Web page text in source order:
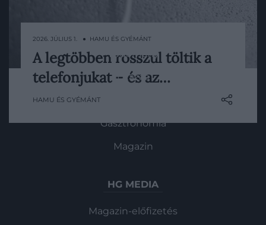
Este rádugjuk a töltőre, reggel 100
százalékon levesszük, napközben pedig
sokszor csak akkor kapunk észbe, amikor
kapaszkodik. Ismerős rutin, amivel
akkut. A mai mobilokban dolgozó…
2026. JÚLIUS 1. ● HAMU ÉS GYÉMÁNT
A legtöbben rosszul töltik a
telefonjukat – és az…
HAMU ÉS GYÉMÁNT
Tudomány
Utazás
Gasztronómia
Magazin
HG MEDIA
Magazin-előfizetés